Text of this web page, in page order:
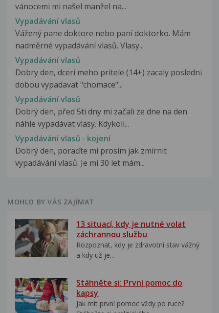
vánocemi mi našel manžel na...
Vypadávání vlasů
Vážený pane doktore nebo paní doktorko. Mám
nadměrné vypadávání vlasů. Vlasy...
Vypadávání vlasů
Dobry den, dceri meho pritele (14+) zacaly posledni
dobou vypadavat "chomace"...
Vypadávání vlasů
Dobrý den, před 5ti dny mi začali ze dne na den
náhle vypadávat vlasy. Kdykoli...
Vypadávání vlasů - kojení
Dobrý den, poraďte mi prosím jak zmírnit
vypadávání vlasů. Je mi 30 let mám...
MOHLO BY VÁS ZAJÍMAT
13 situací, kdy je nutné volat
záchrannou službu
Rozpoznat, kdy je zdravotní stav vážný
a kdy už je...
Stáhněte si: První pomoc do
kapsy
Jak mít první pomoc vždy po ruce?